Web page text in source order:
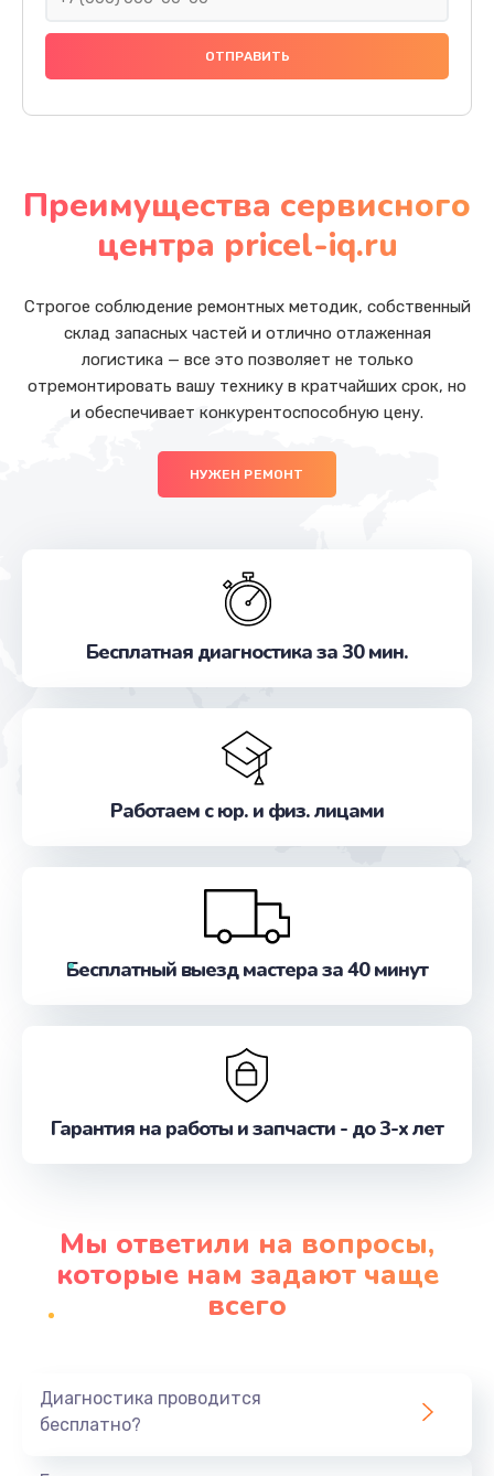
Преимущества сервисного
центра pricel-iq.ru
Строгое соблюдение ремонтных методик, собственный
склад запасных частей и отлично отлаженная
логистика — все это позволяет не только
отремонтировать вашу технику в кратчайших срок, но
и обеспечивает конкурентоспособную цену.
НУЖЕН РЕМОНТ
Бесплатная диагностика за 30 мин.
Работаем с юр. и физ. лицами
Бесплатный выезд мастера за 40 минут
Гарантия на работы и запчасти - до 3-х лет
Мы ответили на вопросы,
которые нам задают чаще
всего
Диагностика проводится
бесплатно?